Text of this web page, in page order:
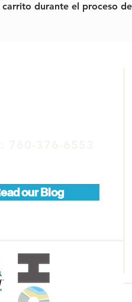
durante el proceso
our Blog